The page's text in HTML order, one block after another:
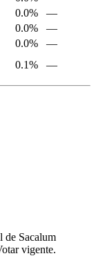
0.0%
—
0.0%
—
0.0%
—
0.1% —
de Sacalum
vigente.